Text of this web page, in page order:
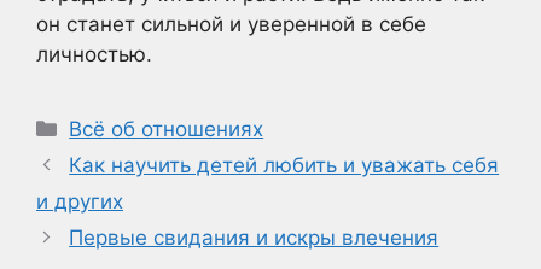
он станет сильной и уверенной в себе
личностью.
Рубрики
Всё об отношениях
Как научить детей любить и уважать себя
и других
Первые свидания и искры влечения